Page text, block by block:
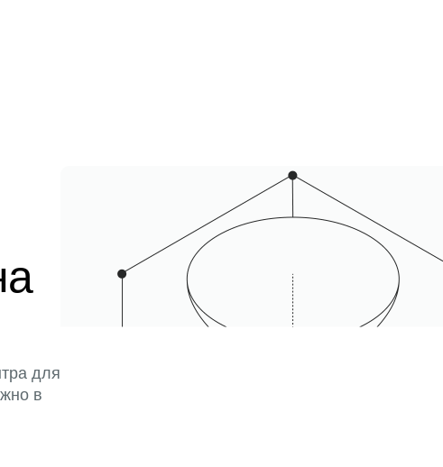
для
в